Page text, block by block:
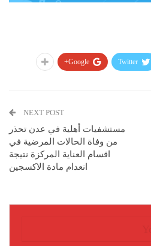
Twitter
Google+
NEXT POST
مستشفيات أهلية في عدن تحذر
من وفاة الحالات المرضية في
اقسام العناية المركزة نتيجة
انعدام مادة الاكسجين